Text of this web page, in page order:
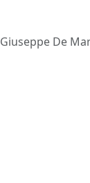
De